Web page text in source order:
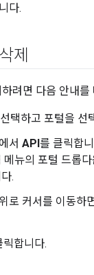
다.
제
려면 다음 안내를
택하고 포털을 선
서 API를 클릭합
메뉴의 포털 드롭다
.
로 커서를 이동하
합니다.